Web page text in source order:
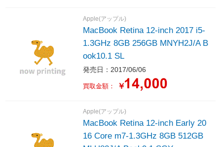
Apple(アップル)
MacBook Retina 12-inch 2017 i5-
1.3GHz 8GB 256GB MNYH2J/A B
ook10.1 SL
発売日：2017/06/06
買取金額： ￥
Apple(アップル)
MacBook Retina 12-inch Early 20
16 Core m7-1.3GHz 8GB 512GB